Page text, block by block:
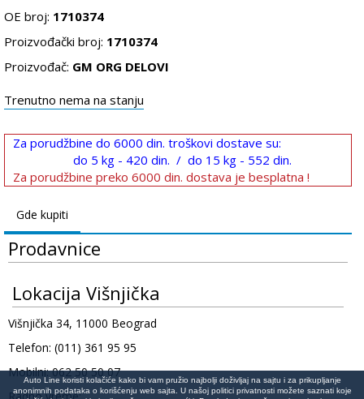
OE broj: 1710374
Proizvođački broj: 1710374
Proizvođač: GM ORG DELOVI
Trenutno nema na stanju
Za porudžbine do 6000 din. troškovi dostave su:
do 5 kg - 420 din. / do 15 kg - 552 din.
Za porudžbine preko 6000 din. dostava je besplatna !
Gde kupiti
Prodavnice
Lokacija Višnjička
Višnjička 34, 11000 Beograd
Telefon: (011) 361 95 95
Mobilni: 062 50 50 07
Radno vreme:
Auto Line koristi kolačiće kako bi vam pružio najbolji doživljaj na sajtu i za prikupljanje
anonimnih podataka o korišćenju web sajta. U našoj politici privatnosti možete saznati koje